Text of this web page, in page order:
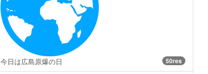
今日は広島原爆の日 50res